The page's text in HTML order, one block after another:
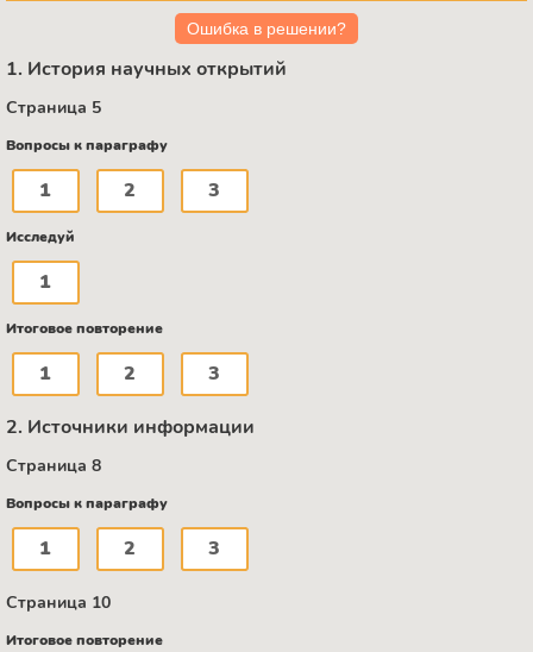
Ошибка в решении?
1. История научных открытий
Страница 5
Вопросы к параграфу
1 2 3
Исследуй
1
Итоговое повторение
1 2 3
2. Источники информации
Страница 8
Вопросы к параграфу
1 2 3
Страница 10
Итоговое повторение